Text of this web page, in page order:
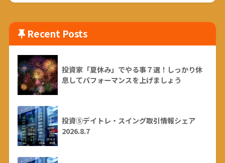
Recent Posts
投資家「夏休み」でやる事７選！しっかり休
息してパフォーマンスを上げましょう
投資⑤デイトレ・スイング取引情報シェア
2026.8.7